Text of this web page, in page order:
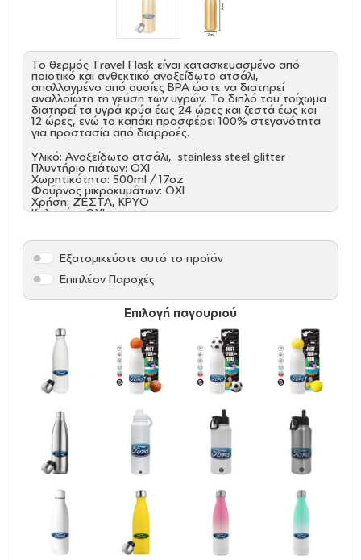
Το θερμός Travel Flask είναι κατασκευασμένο από
ποιοτικό και ανθεκτικό ανοξείδωτο ατσάλι,
απαλλαγμένο από ουσίες BPA ώστε να διατηρεί
αναλλοίωτη τη γεύση των υγρών. Το διπλό του τοίχωμα
διατηρεί τα υγρά κρύα έως 24 ώρες και ζεστά έως και
12 ώρες, ενώ το καπάκι προσφέρει 100% στεγανότητα
για προστασία από διαρροές.
Υλικό: Ανοξείδωτο ατσάλι, stainless steel glitter
Πλυντήριο πιάτων: ΟΧΙ
Χωρητικότητα: 500ml / 17oz
Φούρνος μικροκυμάτων: ΟΧΙ
Χρήση: ΖΕΣΤΑ, ΚΡΥΟ
Καλαμάκι: ΟΧΙ
Επιλογή παγουριού
Εξατομικεύστε αυτό το προϊόν
Επιπλέον Παροχές